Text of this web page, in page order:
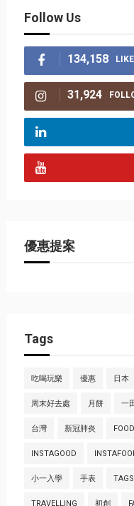
Follow Us
134,158
31,924
優惠提案
Tags
吃喝玩樂 優惠 日本
周末好去處 月餅 一
台灣 新冠肺炎 FOOD
INSTAGOOD
小一入學 手表
TRAVELLING 初創